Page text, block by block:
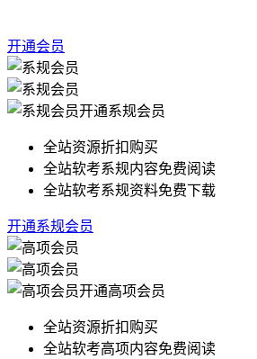
开通会员
开通系规会员
全站资源折扣购买
全站软考系规内容免费阅读
全站软考系规资料免费下载
开通系规会员
开通高项会员
全站资源折扣购买
全站软考高项内容免费阅读